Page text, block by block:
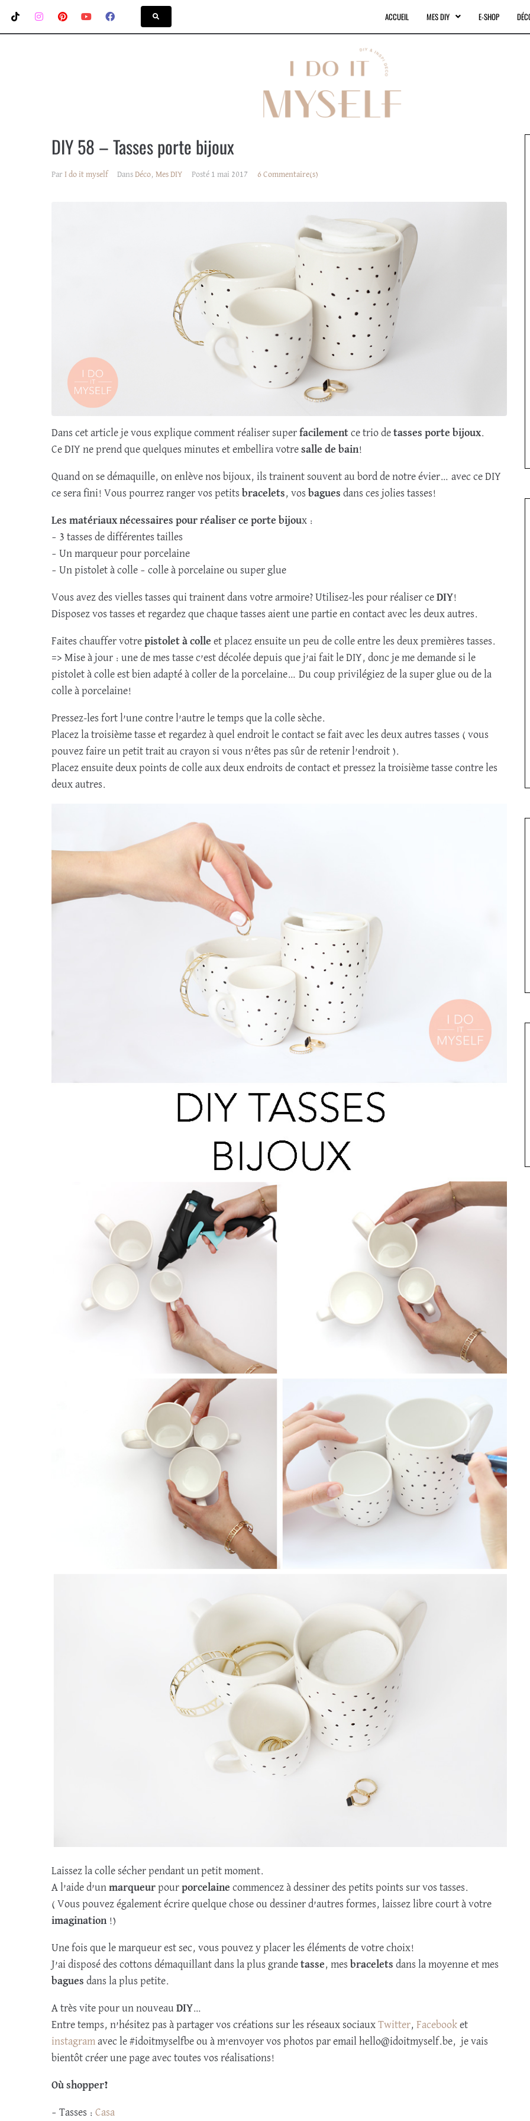
ACCUEIL MES DIY E-SHOP
DIY 58 – Tasses porte bijoux
Par I do it myself Dans Déco, Mes DIY Posté 1 mai 2017 6 Commentaire(s)
Dans cet article je vous explique comment réaliser super facilement ce trio de tasses porte bijoux.
Ce DIY ne prend que quelques minutes et embellira votre salle de bain!
Quand on se démaquille, on enlève nos bijoux, ils trainent souvent au bord de notre évier… avec ce DIY
ce sera fini! Vous pourrez ranger vos petits bracelets, vos bagues dans ces jolies tasses!
Les matériaux nécessaires pour réaliser ce porte bijoux :
– 3 tasses de différentes tailles
– Un marqueur pour porcelaine
– Un pistolet à colle – colle à porcelaine ou super glue
Vous avez des vielles tasses qui trainent dans votre armoire? Utilisez-les pour réaliser ce DIY!
Disposez vos tasses et regardez que chaque tasses aient une partie en contact avec les deux autres.
Faites chauffer votre pistolet à colle et placez ensuite un peu de colle entre les deux premières tasses.
=> Mise à jour : une de mes tasse c’est décolée depuis que j’ai fait le DIY, donc je me demande si le
pistolet à colle est bien adapté à coller de la porcelaine… Du coup privilégiez de la super glue ou de la
colle à porcelaine!
Pressez-les fort l’une contre l’autre le temps que la colle sèche.
Placez la troisième tasse et regardez à quel endroit le contact se fait avec les deux autres tasses ( vous
pouvez faire un petit trait au crayon si vous n’êtes pas sûr de retenir l’endroit ).
Placez ensuite deux points de colle aux deux endroits de contact et pressez la troisième tasse contre les
deux autres.
Laissez la colle sécher pendant un petit moment.
A l’aide d’un marqueur pour porcelaine commencez à dessiner des petits points sur vos tasses.
( Vous pouvez également écrire quelque chose ou dessiner d’autres formes, laissez libre court à votre
imagination!)
Une fois que le marqueur est sec, vous pouvez y placer les éléments de votre choix!
J’ai disposé des cottons démaquillant dans la plus grande tasse, mes bracelets dans la moyenne et mes
bagues dans la plus petite.
A très vite pour un nouveau DIY…
Entre temps, n’hésitez pas à partager vos créations sur les réseaux sociaux Twitter, Facebook et
instagram avec le #idoitmyselfbe ou à m’envoyer vos photos par email hello@idoitmyself.be, je vais
bientôt créer une page avec toutes vos réalisations!
Où shopper?
– Tasses : Casa